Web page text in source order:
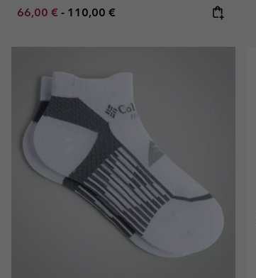
Minimum sale price:
66,00 € - Maximum price:
110,00 €